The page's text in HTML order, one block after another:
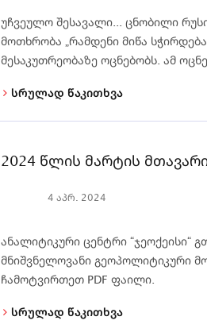
უჩვეულო შესავალი... ცნობილი
მოთხრობა „რამდენი მიწა
მესაკუთრეობაზე ოცნებობს. ამ
სრულად წაკითხვა
2024 წლის მარტის
4 აპრ. 2024
ანალიტიკური ცენტრი “ჯეოქეისი“
მნიშვნელოვანი გეოპოლიტიკური
ჩამოტვირთეთ PDF ფაილი.
სრულად წაკითხვა